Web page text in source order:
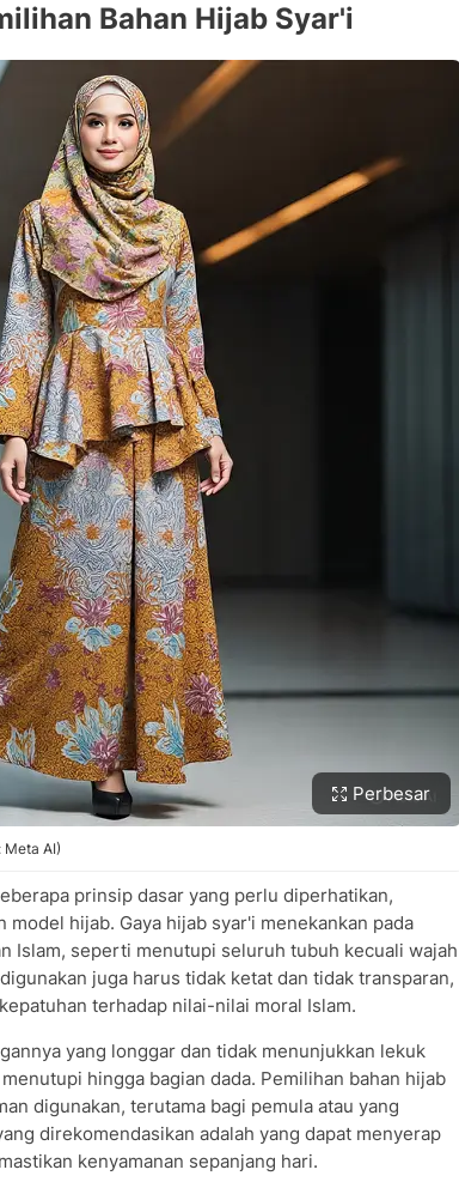
Bahan Hijab Syar'i
Perbesar
Meta AI)
prinsip dasar yang perlu diperhatikan,
model hijab. Gaya hijab syar'i menekankan pada
Islam, seperti menutupi seluruh tubuh kecuali wajah
juga harus tidak ketat dan tidak transparan,
terhadap nilai-nilai moral Islam.
yang longgar dan tidak menunjukkan lekuk
hingga bagian dada. Pemilihan bahan hijab
digunakan, terutama bagi pemula atau yang
direkomendasikan adalah yang dapat menyerap
kenyamanan sepanjang hari.